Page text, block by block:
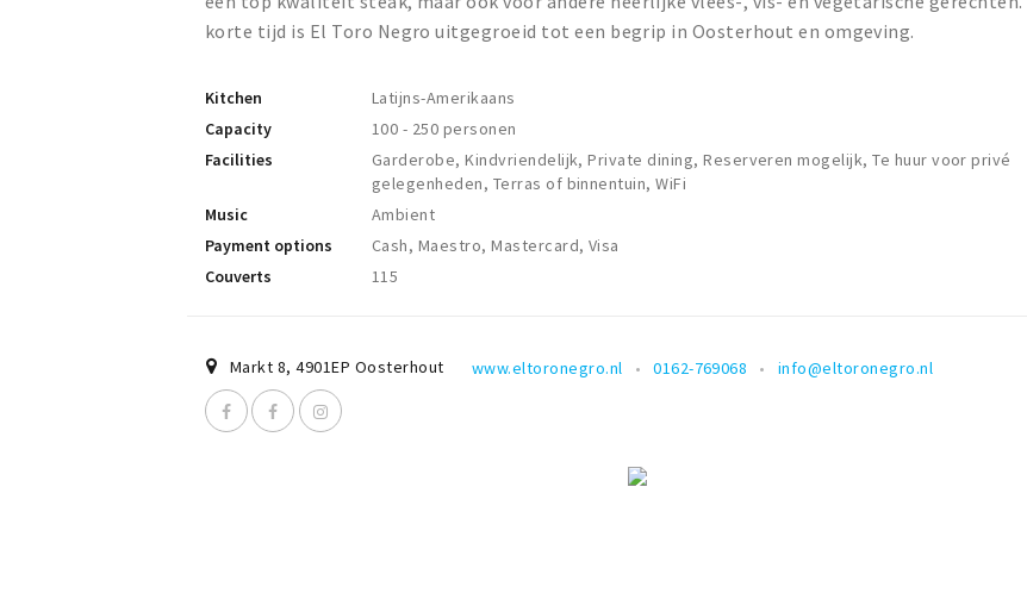
korte tijd is El Toro Negro uitgegroeid tot een begrip in Oosterhout en omgeving.
Kitchen
Latijns-Amerikaans
Capacity
100 - 250 personen
Facilities
Garderobe, Kindvriendelijk, Private dining, Reserveren mogelijk, Te huur voor privé
gelegenheden, Terras of binnentuin, WiFi
Music
Ambient
Payment options
Cash, Maestro, Mastercard, Visa
Couverts
115
Markt 8,4901EP Oosterhout www.eltoronegro.nl 0162-769068 info@eltoronegro.nl